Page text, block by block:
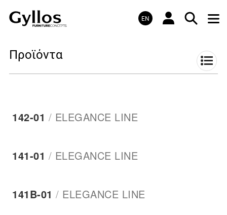
EN
Προϊόντα
142-01 / ELEGANCE LINE
141-01 / ELEGANCE LINE
141Β-01 / ELEGANCE LINE